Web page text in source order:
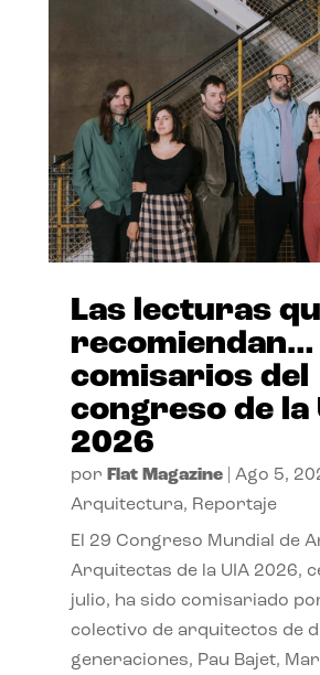
Las lecturas
recomiendan…
comisarios del
congreso de la
2026
por Flat Magazine| Ago 5,
Arquitectura, Reportaje
El 29 Congreso Mundial de
Arquitectas de la UIA 2026,
julio, ha sido comisariado
colectivo de arquitectos de
generaciones, Pau Bajet,